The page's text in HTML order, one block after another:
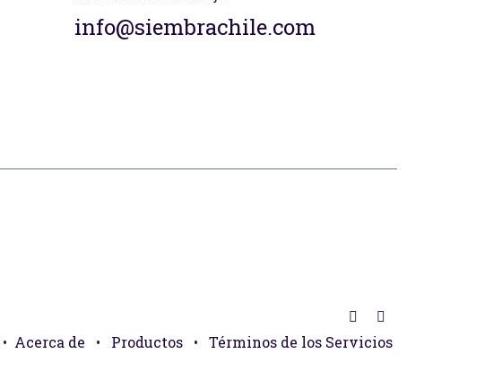
info@siembrachile.com
• Acerca de • Productos • Términos de los Servicios